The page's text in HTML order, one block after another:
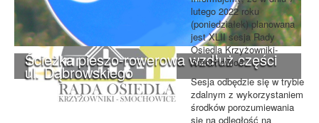
Ścieżka pieszo-rowerowa wzdłuż części
ul. Dąbrowskiego
lutego 2022 roku
(poniedziałek) planowana
jest XLII sesja Rady
Osiedla Krzyżowniki-
Smochowice.
Sesja odbędzie się w trybie
zdalnym z wykorzystaniem
środków porozumiewania
się na odległość na